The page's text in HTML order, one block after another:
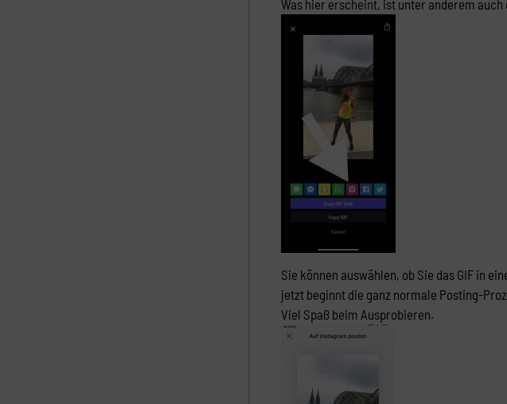
Was hier erscheint, ist unter anderem
Sie können auswählen, ob Sie das GIF in
jetzt beginnt die ganz normale Posting-
Viel Spaß beim Ausprobieren.